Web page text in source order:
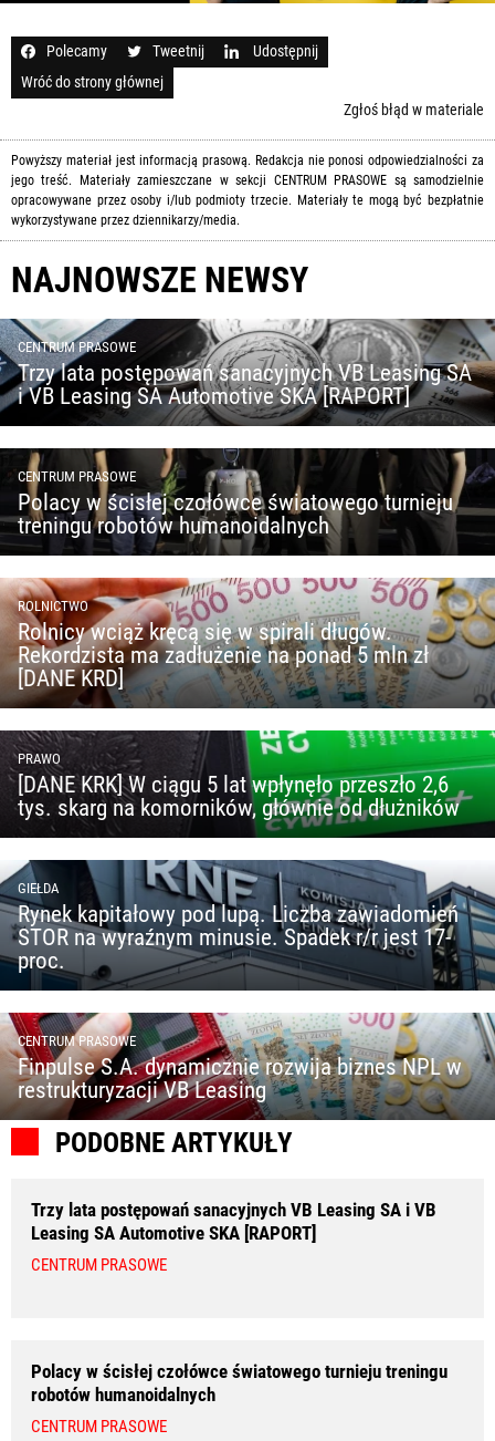
Polecamy Tweetnij
Udostępnij
Wróć do strony głównej
Zgłoś błąd w materiale
Powyższy materiał jest informacją prasową. Redakcja nie ponosi odpowiedzialności za
jego treść. Materiały zamieszczane w sekcji CENTRUM PRASOWE są samodzielnie
opracowywane przez osoby i/lub podmioty trzecie. Materiały te mogą być bezpłatnie
wykorzystywane przez dziennikarzy/media.
NAJNOWSZE NEWSY
CENTRUM PRASOWE
Trzy lata postępowań sanacyjnych VB Leasing SA
i VB Leasing SA Automotive SKA [RAPORT]
CENTRUM PRASOWE
Polacy w ścisłej czołówce światowego turnieju
treningu robotów humanoidalnych
ROLNICTWO
Rolnicy wciąż kręcą się w spirali długów.
Rekordzista ma zadłużenie na ponad 5 mln zł
[DANE KRD]
PRAWO
[DANE KRK] W ciągu 5 lat wpłynęło przeszło 2,6
tys. skarg na komorników, głównie od dłużników
GIEŁDA
Rynek kapitałowy pod lupą. Liczba zawiadomień
STOR na wyraźnym minusie. Spadek r/r jest 17-
proc.
CENTRUM PRASOWE
Finpulse S.A. dynamicznie rozwija biznes NPL w
restrukturyzacji VB Leasing
PODOBNE ARTYKUŁY
Trzy lata postępowań sanacyjnych VB Leasing SA i VB
Leasing SA Automotive SKA [RAPORT]
CENTRUM PRASOWE
Polacy w ścisłej czołówce światowego turnieju treningu
robotów humanoidalnych
CENTRUM PRASOWE